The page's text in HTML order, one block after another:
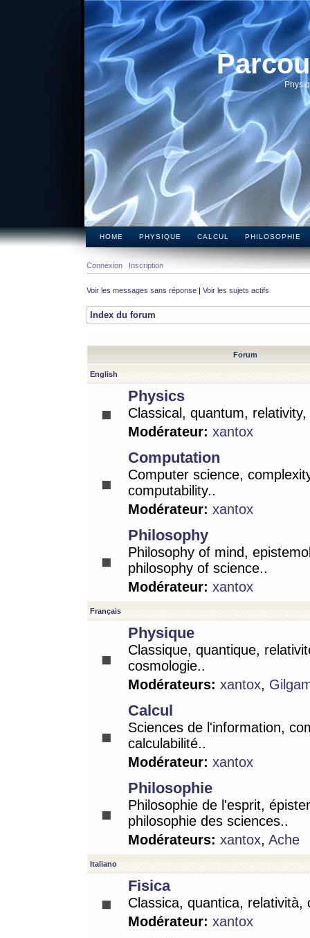
HOME PHYSIQUE CALCUL PHILOSOPHIE
Connexion Inscription
Voir les messages sans réponse | Voir les sujets actifs
Index du forum
Forum
English
Physics
Classical, quantum,
Modérateur: xantox
Computation
Computer science,
computability..
Modérateur: xantox
Philosophy
Philosophy of mind,
philosophy of science..
Modérateur: xantox
Français
Physique
Classique, quantique,
cosmologie..
Modérateurs: xantox,
Calcul
Sciences de l'information,
calculabilité..
Modérateur: xantox
Philosophie
Philosophie de l'esprit,
philosophie des sciences..
Modérateurs: xantox, Ache
Italiano
Fisica
Classica, quantica, relatività,
Modérateur: xantox